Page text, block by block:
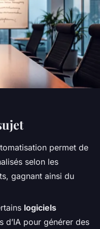
permet de
selon les
gagnant ainsi du
logiciels
d’IA pour générer des